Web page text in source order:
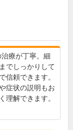
療が丁寧。細
でしっかりして
信頼できます。
症状の説明もお
理解できます。